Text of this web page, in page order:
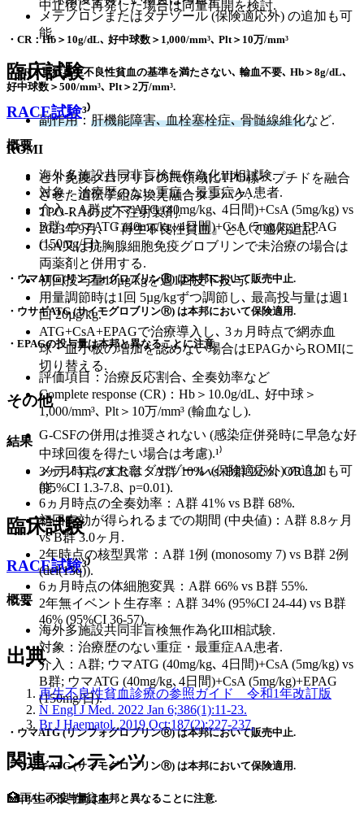
メテノロンまたはダナゾール (保険適応外) の追加も可
能.
臨床試験
RACE試験³⁾
概要
海外多施設共同非盲検無作為化III相試験.
対象：治療歴のない重症・最重症AA患者.
介入：A群; ウマATG (40mg/kg､ 4日間)+CsA (5mg/kg) vs
B群; ウマATG (40mg/kg､4日間)+CsA (5mg/kg)+EPAG
(150mg/日).
・ウマATG (リンフォグロブリンⓇ) は本邦において販売中止.
・ウサギATG (サイモグロブリンⓇ) は本邦において保険適用.
・EPAGの投与量は本邦と異なることに注意.
評価項目：治療反応割合､ 全奏効率など
Complete response (CR)：Hb＞10.0g/dL､ 好中球＞
1,000/mm³､ Plt＞10万/mm³ (輸血なし).
結果
3ヵ月時点のCR率：A群 10% vs. B群 22%､ OR 3.2
(95%CI 1.3-7.8､ p=0.01).
6ヵ月時点の全奏効率：A群 41% vs B群 68%.
初回奏効が得られるまでの期間 (中央値)：A群 8.8ヶ月
vs B群 3.0ヶ月.
2年時点の核型異常：A群 1例 (monosomy 7) vs B群 2例
(del(13q)).
6ヵ月時点の体細胞変異：A群 66% vs B群 55%.
2年無イベント生存率：A群 34% (95%CI 24-44) vs B群
46% (95%CI 36-57).
出典
再生不良性貧血診療の参照ガイド 令和1年改訂版
N Engl J Med. 2022 Jan 6;386(1):11-23.
Br J Haematol. 2019 Oct;187(2):227-237.
関連コンテンツ
🏥再生不良性貧血
中止後に再発した場合は同量再開を検討.
・CR：Hb＞10g/dL､ 好中球数＞1,000/mm³､ Plt＞10万/mm³
・PR：重症再生不良性貧血の基準を満たさない､ 輸血不要､ Hb＞8g/dL､
好中球数＞500/mm³､ Plt＞2万/mm³.
副作用： 肝機能障害､ 血栓塞栓症､ 骨髄線維化など.
ROMI
ヒト免疫グロブリンのFc領域にTPO様ペプチドを融合
させた遺伝子組み換え融合タンパク.
TPO-RAの皮下注射製剤.
2023年9月､ 『再生不良性貧血』として適応追記.
CsA又は抗胸腺細胞免疫グロブリンで未治療の場合は
両薬剤と併用する.
初回投与量10µg/kgを週1回皮下投与.
用量調節時は1回 5µg/kgずつ調節し､ 最高投与量は週1
回 20µg/kg.
ATG+CsA+EPAGで治療導入し､ 3ヵ月時点で網赤血
球・血小板の増加を認めない場合はEPAGからROMIに
切り替える.
その他
G-CSFの併用は推奨されない (感染症併発時に早急な好
中球回復を得たい場合は考慮).¹⁾
メテノロンまたはダナゾール (保険適応外) の追加も可
能.
臨床試験
RACE試験³⁾
概要
海外多施設共同非盲検無作為化III相試験.
対象：治療歴のない重症・最重症AA患者.
介入：A群; ウマATG (40mg/kg､ 4日間)+CsA (5mg/kg) vs
B群; ウマATG (40mg/kg､4日間)+CsA (5mg/kg)+EPAG
(150mg/日).
・ウマATG (リンフォグロブリンⓇ) は本邦において販売中止.
・ウサギATG (サイモグロブリンⓇ) は本邦において保険適用.
・EPAGの投与量は本邦と異なることに注意.